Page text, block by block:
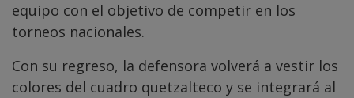
equipo con el objetivo de competir en los
torneos nacionales.
Con su regreso, la defensora volverá a vestir los
colores del cuadro quetzalteco y se integrará al